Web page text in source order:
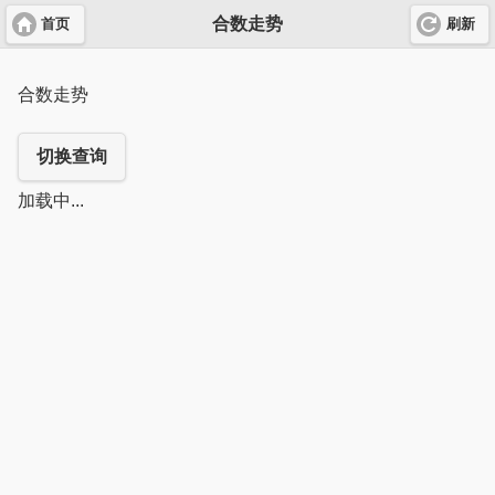
首页 合数走势 刷新
合数走势
切换查询
加载中...